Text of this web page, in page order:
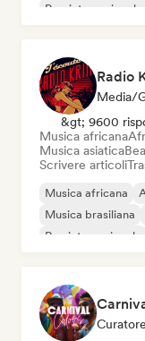
Pop internazionale
Radio
Media/
&gt; 9600
Musica africana
Musica asiatica
Scrivere articoli
Musica africana
Musica brasiliana
Rap internazionale